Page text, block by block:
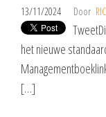
13/11/2024 Door
het nieuwe
[…]